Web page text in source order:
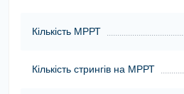
Кількість МРРТ
Кількість стрингів на МРРТ